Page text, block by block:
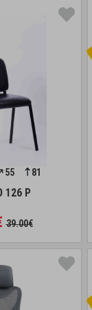
55 81
126 P
39.00€